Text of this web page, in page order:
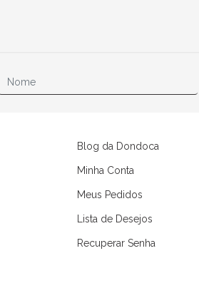
Blog da Dondoca
Minha Conta
Meus Pedidos
Lista de Desejos
Recuperar Senha